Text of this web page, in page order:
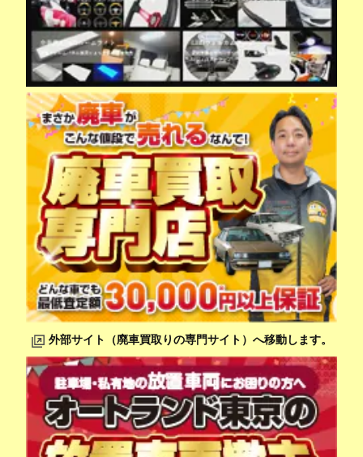
外部サイト（廃車買取りの専門サイト）へ移動します。